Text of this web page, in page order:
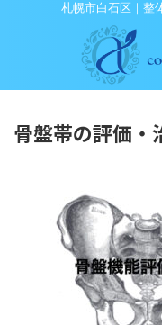
札幌市白石区｜整
骨盤帯の評価・